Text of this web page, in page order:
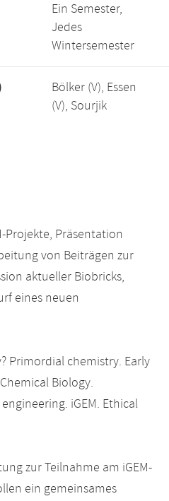
Ein Semester,
Jedes
Wintersemester
Bölker (V), Essen
(V), Sourjik
Projekte, Präsentation
von Beiträgen zur
aktueller Biobricks,
eines neuen
Primordial chemistry. Early
Biology.
iGEM. Ethical
zur Teilnahme am iGEM-
ein gemeinsames